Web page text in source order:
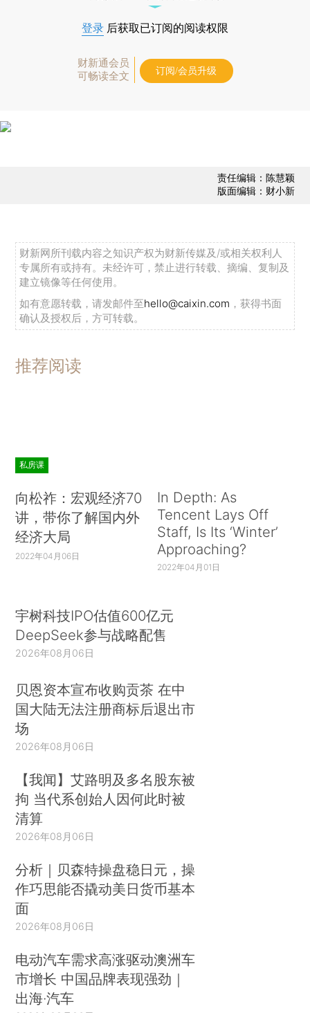
登录 后获取已订阅的阅读权限
财新通会员
可畅读全文
订阅/会员升级
责任编辑：陈慧颖
版面编辑：财小新
财新网所刊载内容之知识产权为财新传媒及/或相关权利人
专属所有或持有。未经许可，禁止进行转载、摘编、复制及
建立镜像等任何使用。
如有意愿转载，请发邮件至hello@caixin.com ，获得书面
确认及授权后，方可转载。
推荐阅读
私房课
向松祚：宏观经济70
讲，带你了解国内外
经济大局
2022年04月06日
In Depth: As
Tencent Lays Off
Staff, Is Its ‘Winter’
Approaching?
2022年04月01日
宇树科技IPO估值600亿元
DeepSeek参与战略配售
2026年08月06日
贝恩资本宣布收购贡茶 在中
国大陆无法注册商标后退出市
场
2026年08月06日
【我闻】艾路明及多名股东被
拘 当代系创始人因何此时被
清算
2026年08月06日
分析｜贝森特操盘稳日元，操
作巧思能否撬动美日货币基本
面
2026年08月06日
电动汽车需求高涨驱动澳洲车
市增长 中国品牌表现强劲｜
出海·汽车